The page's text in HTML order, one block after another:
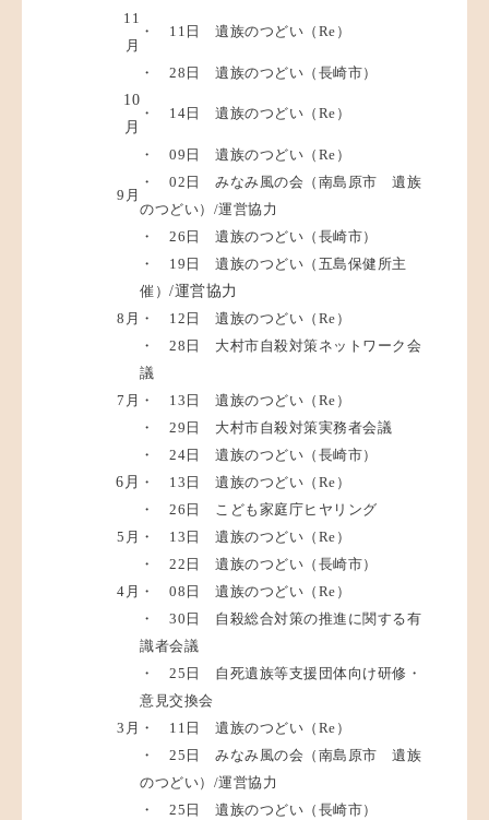
11
月
・ 11日 遺族のつどい（Re）
・ 28日 遺族のつどい（長崎市）
10
月
・ 14日 遺族のつどい（Re）
・ 09日 遺族のつどい（Re）
9月
・ 02日 みなみ風の会（南島原市 遺族
のつどい）/運営協力
・ 26日 遺族のつどい（長崎市）
・ 19日 遺族のつどい（五島保健所主
催） /運営協力
8月 ・ 12日 遺族のつどい（Re）
・ 28日 大村市自殺対策ネットワーク会
議
7月 ・ 13日 遺族のつどい（Re）
・ 29日 大村市自殺対策実務者会議
・ 24日 遺族のつどい（長崎市）
6月 ・ 13日 遺族のつどい（Re）
・ 26日 こども家庭庁ヒヤリング
5月 ・ 13日 遺族のつどい（Re）
・ 22日 遺族のつどい（長崎市）
4月 ・ 08日 遺族のつどい（Re）
・ 30日 自殺総合対策の推進に関する有
識者会議
・ 25日 自死遺族等支援団体向け研修・
意見交換会
3月 ・ 11日 遺族のつどい（Re）
・ 25日 みなみ風の会（南島原市 遺族
のつどい）/運営協力
・ 25日 遺族のつどい（長崎市）